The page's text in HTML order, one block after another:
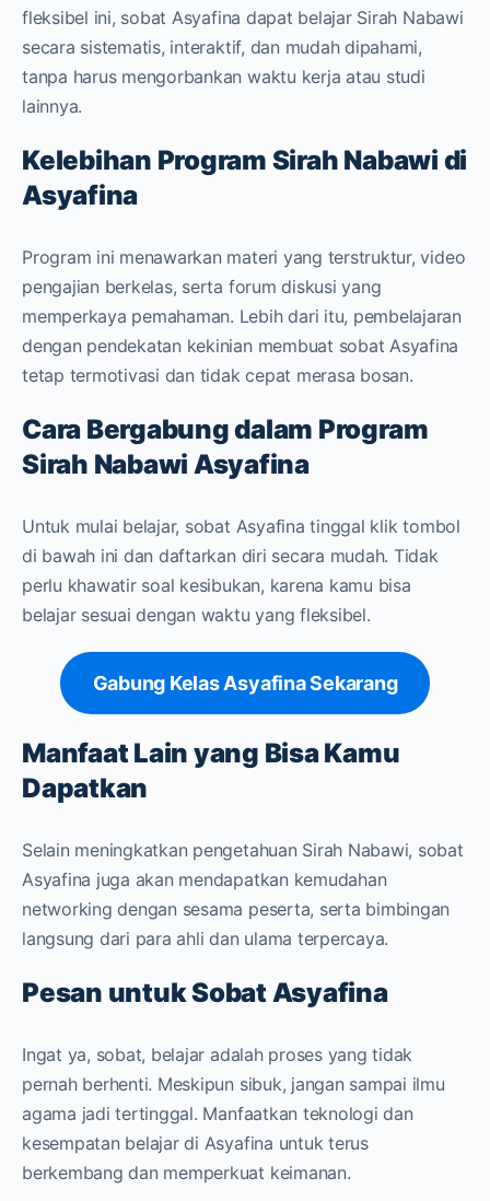
fleksibel ini, sobat Asyafina dapat belajar Sirah Nabawi
secara sistematis, interaktif, dan mudah dipahami,
tanpa harus mengorbankan waktu kerja atau studi
lainnya.
Kelebihan Program Sirah Nabawi di
Asyafina
Program ini menawarkan materi yang terstruktur, video
pengajian berkelas, serta forum diskusi yang
memperkaya pemahaman. Lebih dari itu, pembelajaran
dengan pendekatan kekinian membuat sobat Asyafina
tetap termotivasi dan tidak cepat merasa bosan.
Cara Bergabung dalam Program
Sirah Nabawi Asyafina
Untuk mulai belajar, sobat Asyafina tinggal klik tombol
di bawah ini dan daftarkan diri secara mudah. Tidak
perlu khawatir soal kesibukan, karena kamu bisa
belajar sesuai dengan waktu yang fleksibel.
Gabung Kelas Asyafina Sekarang
Manfaat Lain yang Bisa Kamu
Dapatkan
Selain meningkatkan pengetahuan Sirah Nabawi, sobat
Asyafina juga akan mendapatkan kemudahan
networking dengan sesama peserta, serta bimbingan
langsung dari para ahli dan ulama terpercaya.
Pesan untuk Sobat Asyafina
Ingat ya, sobat, belajar adalah proses yang tidak
pernah berhenti. Meskipun sibuk, jangan sampai ilmu
agama jadi tertinggal. Manfaatkan teknologi dan
kesempatan belajar di Asyafina untuk terus
berkembang dan memperkuat keimanan.